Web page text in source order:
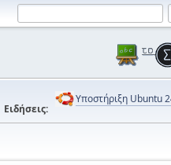
Ειδήσεις:
Υποστήριξη Ubuntu